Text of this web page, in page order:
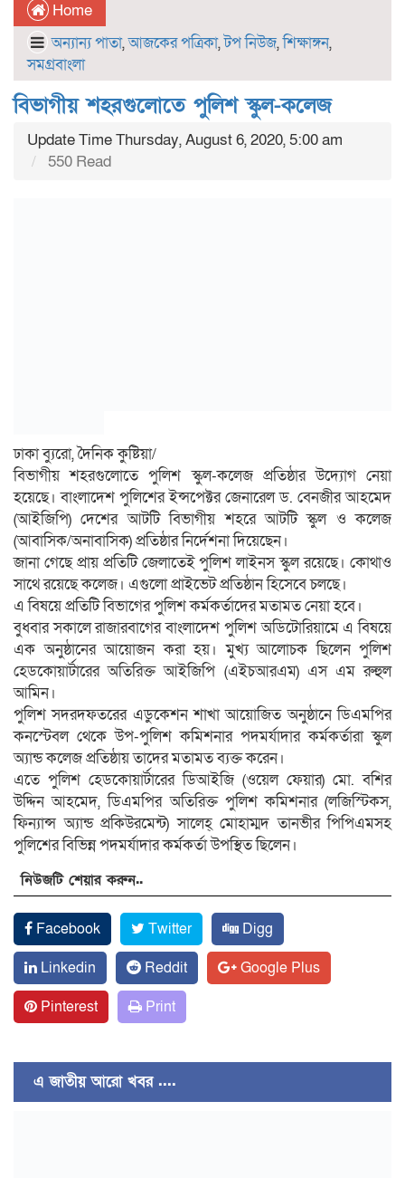
Home
অন্যান্য পাতা,আজকের পত্রিকা,টপ নিউজ,শিক্ষাঙ্গন,
সমগ্রবাংলা
বিভাগীয় শহরগুলোতে পুলিশ স্কুল-কলেজ
Update Time Thursday, August 6, 2020, 5:00 am
550 Read
ঢাকা ব্যুরো, দৈনিক কুষ্টিয়া/
বিভাগীয় শহরগুলোতে পুলিশ স্কুল-কলেজ প্রতিষ্ঠার উদ্যোগ নেয়া
হয়েছে। বাংলাদেশ পুলিশের ইন্সপেক্টর জেনারেল ড. বেনজীর আহমেদ
(আইজিপি) দেশের আটটি বিভাগীয় শহরে আটটি স্কুল ও কলেজ
(আবাসিক/অনাবাসিক) প্রতিষ্ঠার নির্দেশনা দিয়েছেন।
জানা গেছে প্রায় প্রতিটি জেলাতেই পুলিশ লাইনস স্কুল রয়েছে। কোথাও
সাথে রয়েছে কলেজ। এগুলো প্রাইভেট প্রতিষ্ঠান হিসেবে চলছে।
এ বিষয়ে প্রতিটি বিভাগের পুলিশ কর্মকর্তাদের মতামত নেয়া হবে।
বুধবার সকালে রাজারবাগের বাংলাদেশ পুলিশ অডিটোরিয়ামে এ বিষয়ে
এক অনুষ্ঠানের আয়োজন করা হয়। মুখ্য আলোচক ছিলেন পুলিশ
হেডকোয়ার্টারের অতিরিক্ত আইজিপি (এইচআরএম) এস এম রুহুল
আমিন।
পুলিশ সদরদফতরের এডুকেশন শাখা আয়োজিত অনুষ্ঠানে ডিএমপির
কনস্টেবল থেকে উপ-পুলিশ কমিশনার পদমর্যাদার কর্মকর্তারা স্কুল
অ্যান্ড কলেজ প্রতিষ্ঠায় তাদের মতামত ব্যক্ত করেন।
এতে পুলিশ হেডকোয়ার্টারের ডিআইজি (ওয়েল ফেয়ার) মো. বশির
উদ্দিন আহমেদ, ডিএমপির অতিরিক্ত পুলিশ কমিশনার (লজিস্টিকস,
ফিন্যান্স অ্যান্ড প্রকিউরমেন্ট) সালেহ্ মোহাম্মদ তানভীর পিপিএমসহ
পুলিশের বিভিন্ন পদমর্যাদার কর্মকর্তা উপস্থিত ছিলেন।
নিউজটি শেয়ার করুন..
Facebook Twitter
Digg
Linkedin
Reddit
Google Plus
Pinterest
Print
এ জাতীয় আরো খবর ....